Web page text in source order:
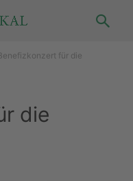
für die
die